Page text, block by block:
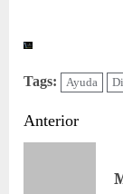
Tags: Ayuda
Sigue
Anterior